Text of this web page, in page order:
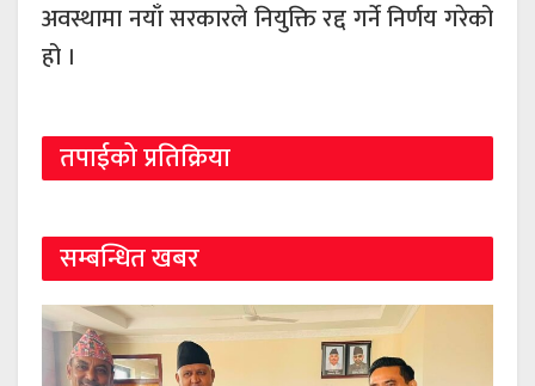
अवस्थामा नयाँ सरकारले नियुक्ति रद्द गर्ने निर्णय गरेको
हो ।
तपाईको प्रतिक्रिया
सम्बन्धित खबर